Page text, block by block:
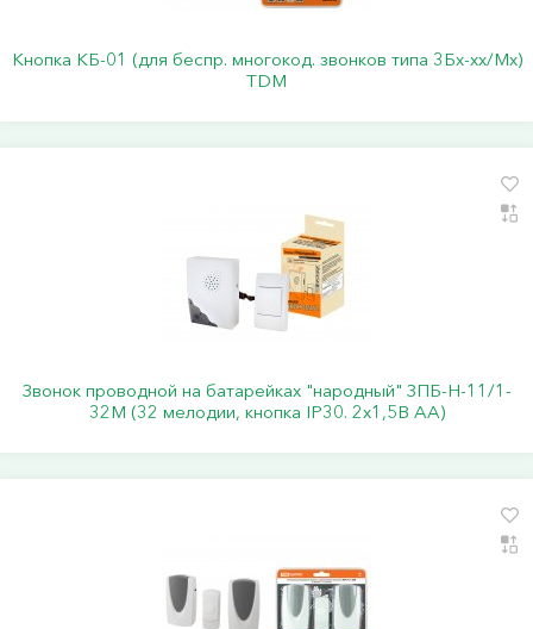
Кнопка КБ-01 (для беспр. многокод. звонков типа 3Бх-хх/Мх)
TDM
Звонок проводной на батарейках "народный" ЗПБ-Н-11/1-
32М (32 мелодии, кнопка IP30. 2х1,5В АА)